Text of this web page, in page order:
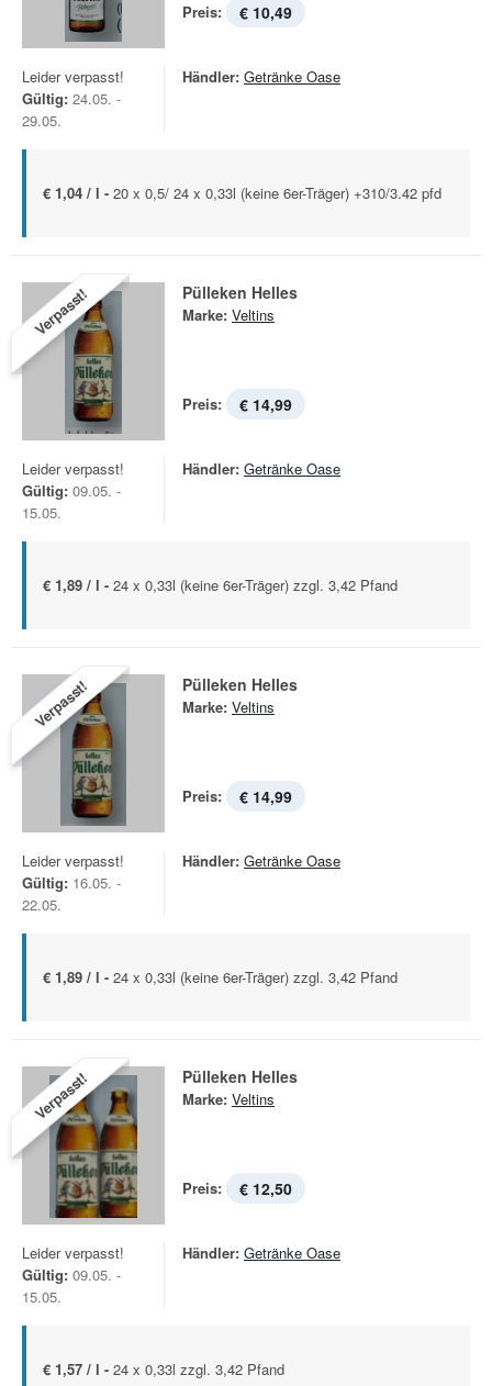
Preis: € 10,49
Leider verpasst!
Gültig: 24.05. -
29.05.
Händler: Getränke Oase
€ 1,04 / l - 20 x 0,5/ 24 x 0,33l (keine 6er-Träger) +310/3.42 pfd
Verpasst! Pülleken Helles
Marke: Veltins
Preis: € 14,99
Leider verpasst!
Gültig: 09.05. -
15.05.
Händler: Getränke Oase
€ 1,89 / l - 24 x 0,33l (keine 6er-Träger) zzgl. 3,42 Pfand
Verpasst! Pülleken Helles
Marke: Veltins
Preis: € 14,99
Leider verpasst!
Gültig: 16.05. -
22.05.
Händler: Getränke Oase
€ 1,89 / l - 24 x 0,33l (keine 6er-Träger) zzgl. 3,42 Pfand
Verpasst! Pülleken Helles
Marke: Veltins
Preis: € 12,50
Leider verpasst!
Gültig: 09.05. -
15.05.
Händler: Getränke Oase
€ 1,57 / l - 24 x 0,33l zzgl. 3,42 Pfand